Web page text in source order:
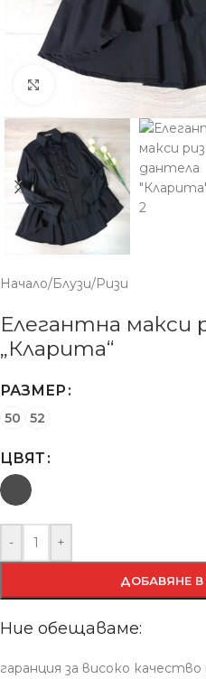
Увеличение
Начало/Блузи/Ризи
Елегантна макси
„Кларита“
РАЗМЕР
50 52
ЦВЯТ
- +
ДОБАВЯНЕ
Ние обещаваме:
гаранция за високо